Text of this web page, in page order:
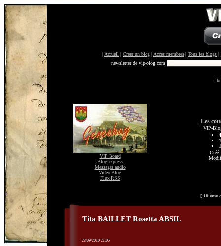
| Accueil | Créer un blog | Accès membres | Tous les blogs |
newsletter de vip-blog.com
VIP Board
Blog express
Messages audio
Video Blog
Flux RSS
Les
VIP-
1
1
Créé
[ 10 ème
Tita BAILLET Rosetta ABSIL
23/09/2010 21:05